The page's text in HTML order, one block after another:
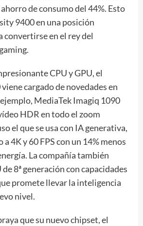
de consumo del 44%. Esto
9400 en una posición
convertirse en el rey del
CPU y GPU, el
cargado de novedades en
MediaTek Imagiq 1090
HDR en todo el zoom
el que se usa con IA generativa,
4K y 60 FPS con un 14% menos
La compañía también
8ª generación con capacidades
promete llevar la inteligencia
nivel.
que su nuevo chipset, el